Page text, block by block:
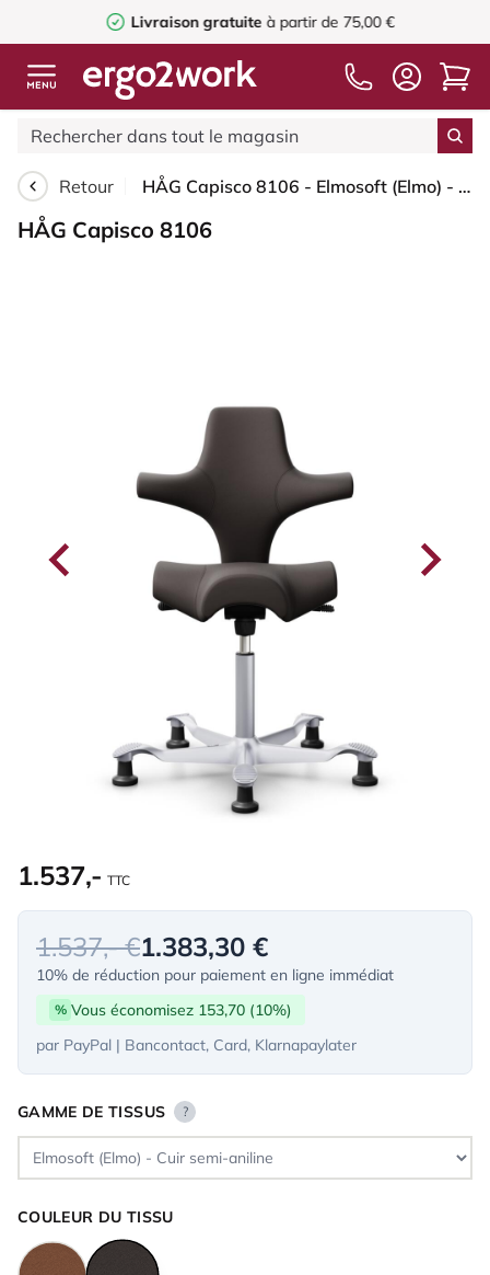
Livraison gratuiteà partir de 75,00 €
Retour HÅG Capisco 8106 - Elmosoft (Elmo) - Cuir semi-aniline - EL93068 - Dark brown - Argent - 150 mm (hauteur d’assise 40–55 cm) - Patins
HÅG Capisco 8106
1.537,- TTC
1.537,- €1.383,30 €
10% de réduction pour paiement en ligne immédiat
% Vous économisez 153,70 (10%)
par PayPal | Bancontact, Card, Klarnapaylater
GAMME DE TISSUS ?
COULEUR DU TISSU